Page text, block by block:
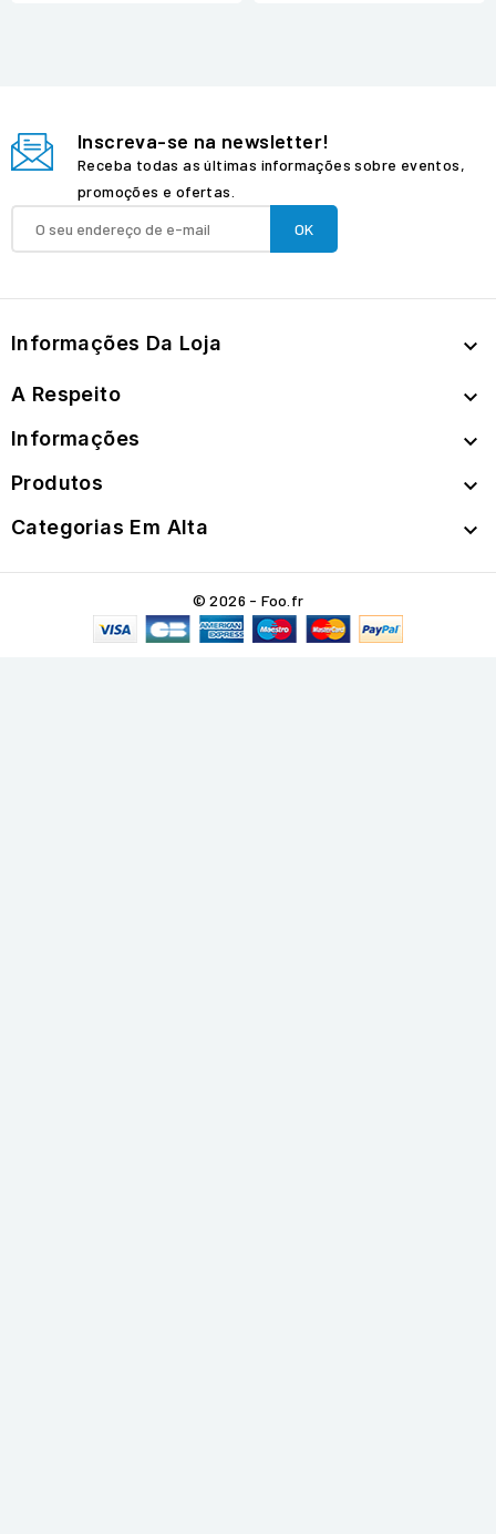
Inscreva-se na newsletter!
Receba todas as últimas informações sobre eventos,
promoções e ofertas.
Informações Da Loja 
A Respeito 
Informações 
Produtos 
Categorias Em Alta 
© 2026 - Foo.fr